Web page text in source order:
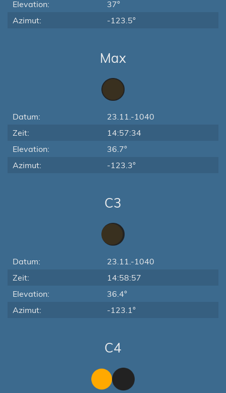
Elevation:
37°
Azimut:
-123.5°
Max
Datum:
23.11.-1040
Zeit:
14:57:34
Elevation:
36.7°
Azimut:
-123.3°
C3
Datum:
23.11.-1040
Zeit:
14:58:57
Elevation:
36.4°
Azimut:
-123.1°
C4